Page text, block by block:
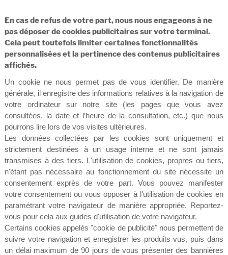
En cas de refus de votre part, nous nous engageons à ne
pas déposer de cookies publicitaires sur votre terminal.
Cela peut toutefois limiter certaines fonctionnalités
personnalisées et la pertinence des contenus publicitaires
affichés.
Un cookie ne nous permet pas de vous identifier. De manière
générale, il enregistre des informations relatives à la navigation de
votre ordinateur sur notre site (les pages que vous avez
consultées, la date et l’heure de la consultation, etc.) que nous
pourrons lire lors de vos visites ultérieures.
Les données collectées par les cookies sont uniquement et
strictement destinées à un usage interne et ne sont jamais
transmises à des tiers. L'utilisation de cookies, propres ou tiers,
n'étant pas nécessaire au fonctionnement du site nécessite un
consentement exprès de votre part. Vous pouvez manifester
votre consentement ou vous opposer à l'utilisation de cookies en
paramétrant votre navigateur de manière appropriée. Reportez-
vous pour cela aux guides d'utilisation de votre navigateur.
Certains cookies appelés "cookie de publicité" nous permettent de
suivre votre navigation et enregistrer les produits vus, puis dans
un délai maximum de 90 jours de vous présenter des bannières